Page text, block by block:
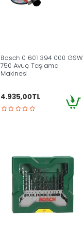
Bosch 0 601 394 000 GSW
750 Avuç Taşlama
Makinesi
4.935,00TL